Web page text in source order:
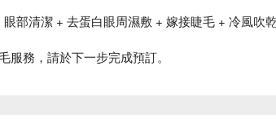
眼部清潔 + 去蛋白眼周濕敷 + 嫁接睫毛 + 冷風吹
服務，請於下一步完成預訂。